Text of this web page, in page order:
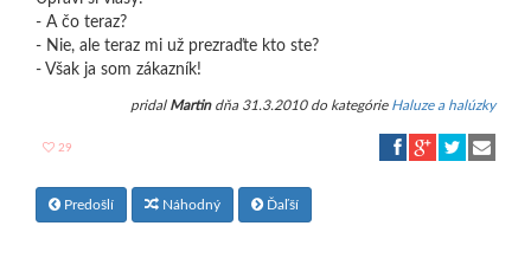
- A čo teraz?
- Nie, ale teraz mi už prezraďte kto ste?
- Však ja som zákazník!
pridal Martindňa 31.3.2010 do kategórie Haluze a halúzky
29
Predošlí Náhodný Ďaľší